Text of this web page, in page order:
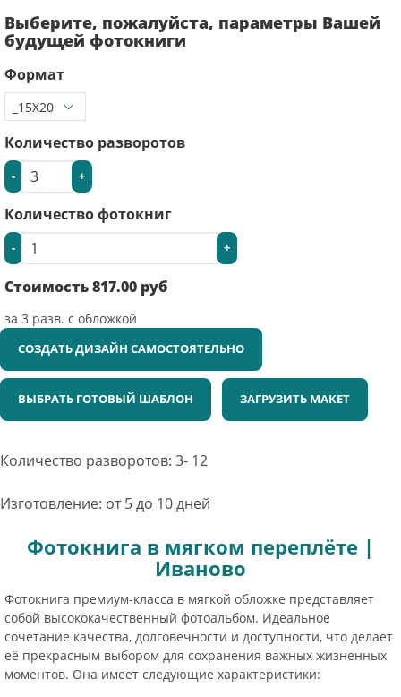
Выберите, пожалуйста, параметры Вашей
будущей фотокниги
Формат
Количество разворотов
- +
Количество фотокниг
- +
Стоимость817.00 руб
за 3 разв. с обложкой
СОЗДАТЬ ДИЗАЙН САМОСТОЯТЕЛЬНО
ВЫБРАТЬ ГОТОВЫЙ ШАБЛОН ЗАГРУЗИТЬ МАКЕТ
Количество разворотов: 3- 12
Изготовление: от 5 до 10 дней
Фотокнига в мягком переплёте |
Иваново
Фотокнига премиум-класса в мягкой обложке представляет
собой высококачественный фотоальбом. Идеальное
сочетание качества, долговечности и доступности, что делает
её прекрасным выбором для сохранения важных жизненных
моментов. Она имеет следующие характеристики: